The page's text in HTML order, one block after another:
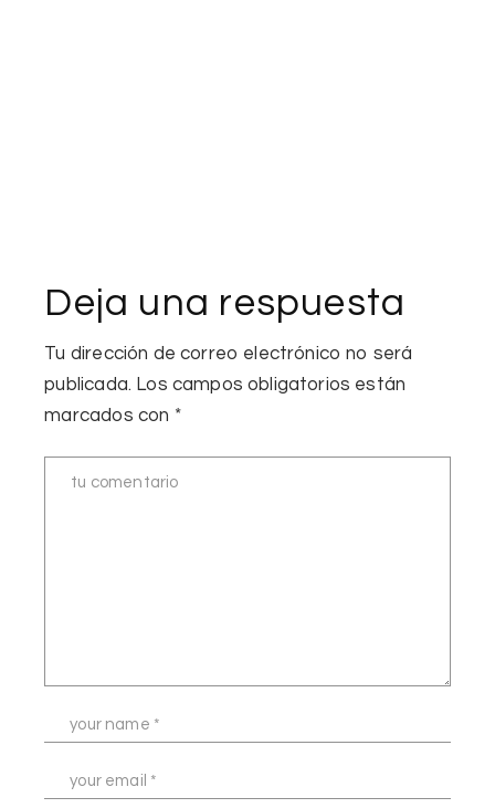
Deja una respuesta
Tu dirección de correo electrónico no será
publicada. Los campos obligatorios están
marcados con *